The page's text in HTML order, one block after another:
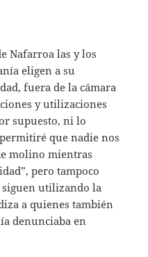
Nafarroa las y los
eligen a su
fuera de la cámara
y utilizaciones
supuesto, ni lo
que nadie nos
molino mientras
pero tampoco
siguen utilizando la
a quienes también
denunciaba en